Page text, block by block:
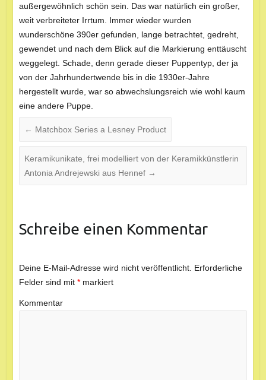
außergewöhnlich schön sein. Das war natürlich ein großer,
weit verbreiteter Irrtum. Immer wieder wurden
wunderschöne 390er gefunden, lange betrachtet, gedreht,
gewendet und nach dem Blick auf die Markierung enttäuscht
weg­­gelegt. ­Schade, denn gerade dieser Puppentyp, der ja
von der Jahr­­hundertwende bis in die 1930er-Jahre
hergestellt wurde, war so abwechslungsreich wie wohl kaum
eine andere Puppe.
← Matchbox Series a Lesney Product
Keramikunikate, frei modelliert von der Keramikkünstlerin
Antonia Andrejewski aus Hennef →
Schreibe einen Kommentar
Deine E-Mail-Adresse wird nicht veröffentlicht. Erforderliche
Felder sind mit *markiert
Kommentar